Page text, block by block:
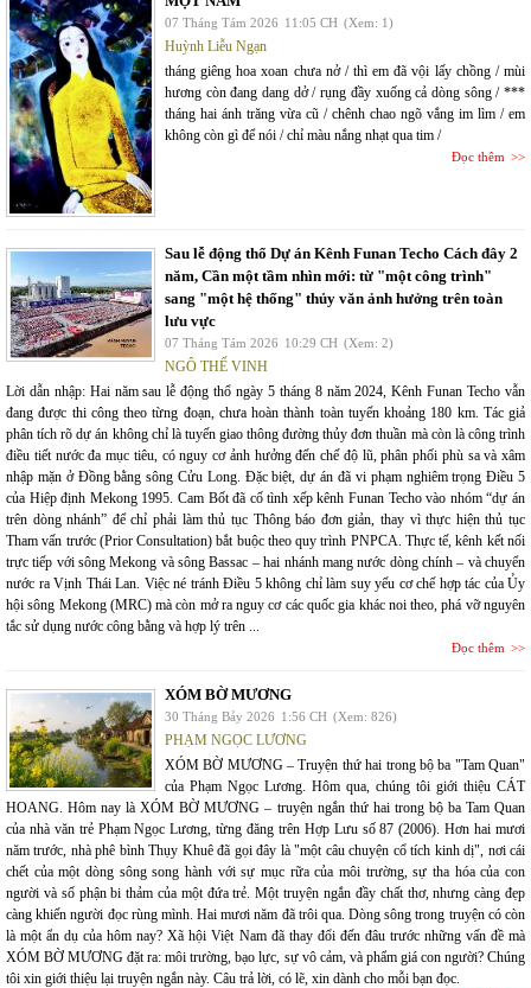
07 Tháng Tám 2026 11:05 CH (Xem: 1)
Huỳnh Liễu Ngạn
tháng giêng hoa xoan chưa nở / thì em đã vội lấy chồng / mùi
hương còn đang dang dở / rụng đầy xuống cả dòng sông / ***
tháng hai ánh trăng vừa cũ / chênh chao ngõ vắng im lìm / em
không còn gì để nói / chỉ màu nắng nhạt qua tim /
Đọc thêm
Sau lễ động thổ Dự án Kênh Funan Techo Cách đây 2
năm, Cần một tầm nhìn mới: từ "một công trình"
sang "một hệ thống" thủy văn ảnh hưởng trên toàn
lưu vực
07 Tháng Tám 2026 10:29 CH (Xem: 2)
NGÔ THẾ VINH
Lời dẫn nhập: Hai năm sau lễ động thổ ngày 5 tháng 8 năm 2024, Kênh Funan Techo vẫn
đang được thi công theo từng đoạn, chưa hoàn thành toàn tuyến khoảng 180 km. Tác giả
phân tích rõ dự án không chỉ là tuyến giao thông đường thủy đơn thuần mà còn là công trình
điều tiết nước đa mục tiêu, có nguy cơ ảnh hưởng đến chế độ lũ, phân phối phù sa và xâm
nhập mặn ở Đồng bằng sông Cửu Long. Đặc biệt, dự án đã vi phạm nghiêm trọng Điều 5
của Hiệp định Mekong 1995. Cam Bốt đã cố tình xếp kênh Funan Techo vào nhóm “dự án
trên dòng nhánh” để chỉ phải làm thủ tục Thông báo đơn giản, thay vì thực hiện thủ tục
Tham vấn trước (Prior Consultation) bắt buộc theo quy trình PNPCA. Thực tế, kênh kết nối
trực tiếp với sông Mekong và sông Bassac – hai nhánh mang nước dòng chính – và chuyển
nước ra Vịnh Thái Lan. Việc né tránh Điều 5 không chỉ làm suy yếu cơ chế hợp tác của Ủy
hội sông Mekong (MRC) mà còn mở ra nguy cơ các quốc gia khác noi theo, phá vỡ nguyên
tắc sử dụng nước công bằng và hợp lý trên ...
Đọc thêm
XÓM BỜ MƯƠNG
30 Tháng Bảy 2026 1:56 CH (Xem: 826)
PHẠM NGỌC LƯƠNG
XÓM BỜ MƯƠNG – Truyện thứ hai trong bộ ba "Tam Quan"
của Phạm Ngọc Lương. Hôm qua, chúng tôi giới thiệu CÁT
HOANG. Hôm nay là XÓM BỜ MƯƠNG – truyện ngắn thứ hai trong bộ ba Tam Quan
của nhà văn trẻ Phạm Ngọc Lương, từng đăng trên Hợp Lưu số 87 (2006). Hơn hai mươi
năm trước, nhà phê bình Thụy Khuê đã gọi đây là "một câu chuyện cổ tích kinh dị", nơi cái
chết của một dòng sông song hành với sự mục rữa của môi trường, sự tha hóa của con
người và số phận bi thảm của một đứa trẻ. Một truyện ngắn đầy chất thơ, nhưng càng đẹp
càng khiến người đọc rùng mình. Hai mươi năm đã trôi qua. Dòng sông trong truyện có còn
là một ẩn dụ của hôm nay? Xã hội Việt Nam đã thay đổi đến đâu trước những vấn đề mà
XÓM BỜ MƯƠNG đặt ra: môi trường, bạo lực, sự vô cảm, và phẩm giá con người? Chúng
tôi xin giới thiệu lại truyện ngắn này. Câu trả lời, có lẽ, xin dành cho mỗi bạn đọc.